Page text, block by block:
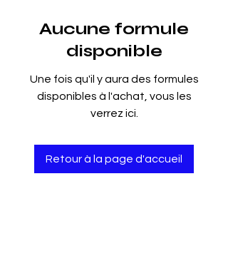
Aucune formule
disponible
Une fois qu'il y aura des formules
disponibles à l'achat, vous les
verrez ici.
Retour à la page d'accueil